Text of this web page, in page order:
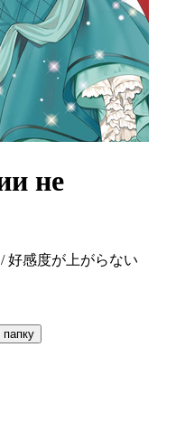
не
/ 好感度が上がらない
папку